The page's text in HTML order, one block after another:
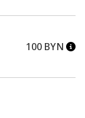
100 BYN